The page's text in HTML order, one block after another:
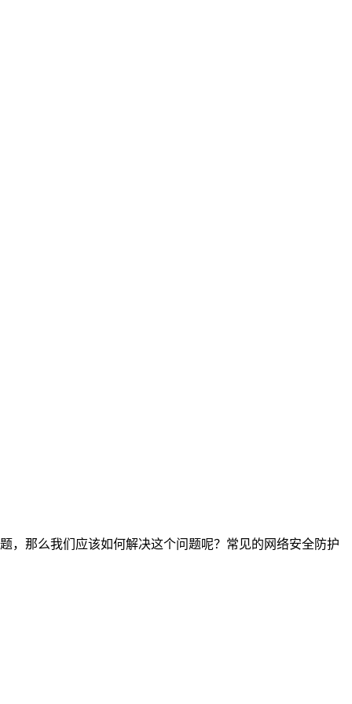
，那么我们应该如何解决这个问题呢？常见的网络安全防护